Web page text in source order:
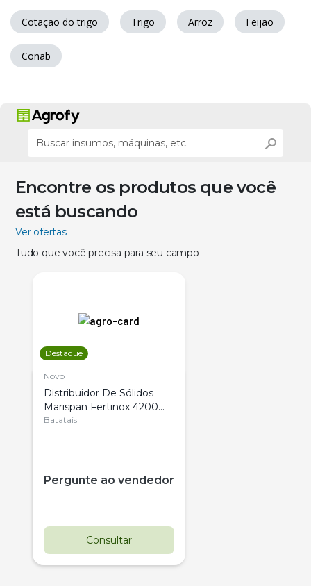
Cotação do trigo Trigo Arroz Feijão
Conab
Encontre os produtos que você
está buscando
Ver ofertas
Tudo que você precisa para seu campo
Destaque
Novo
Distribuidor De Sólidos
Marispan Fertinox 4200
Citrus
Batatais
Pergunte ao vendedor
Consultar